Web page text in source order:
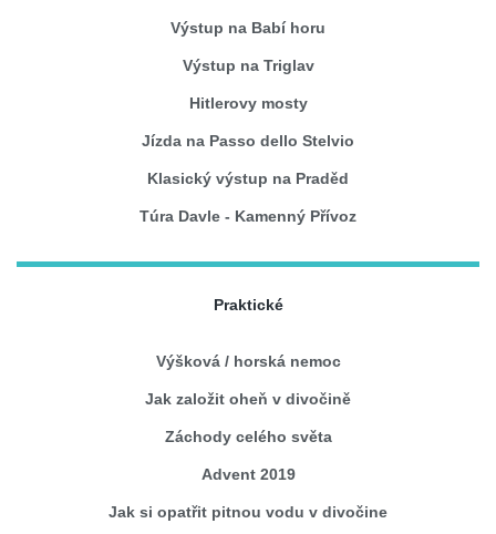
Výstup na Babí horu
Výstup na Triglav
Hitlerovy mosty
Jízda na Passo dello Stelvio
Klasický výstup na Praděd
Túra Davle - Kamenný Přívoz
Praktické
Výšková / horská nemoc
Jak založit oheň v divočině
Záchody celého světa
Advent 2019
Jak si opatřit pitnou vodu v divočine